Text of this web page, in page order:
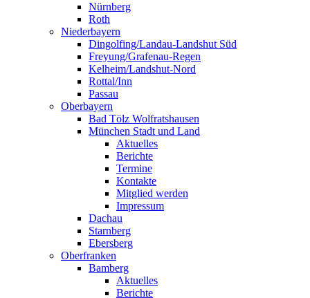
Nürnberg
Roth
Niederbayern
Dingolfing/Landau-Landshut Süd
Freyung/Grafenau-Regen
Kelheim/Landshut-Nord
Rottal/Inn
Passau
Oberbayern
Bad Tölz Wolfratshausen
München Stadt und Land
Aktuelles
Berichte
Termine
Kontakte
Mitglied werden
Impressum
Dachau
Starnberg
Ebersberg
Oberfranken
Bamberg
Aktuelles
Berichte